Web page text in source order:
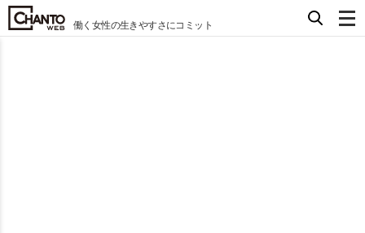
働く女性の生きやすさにコミット